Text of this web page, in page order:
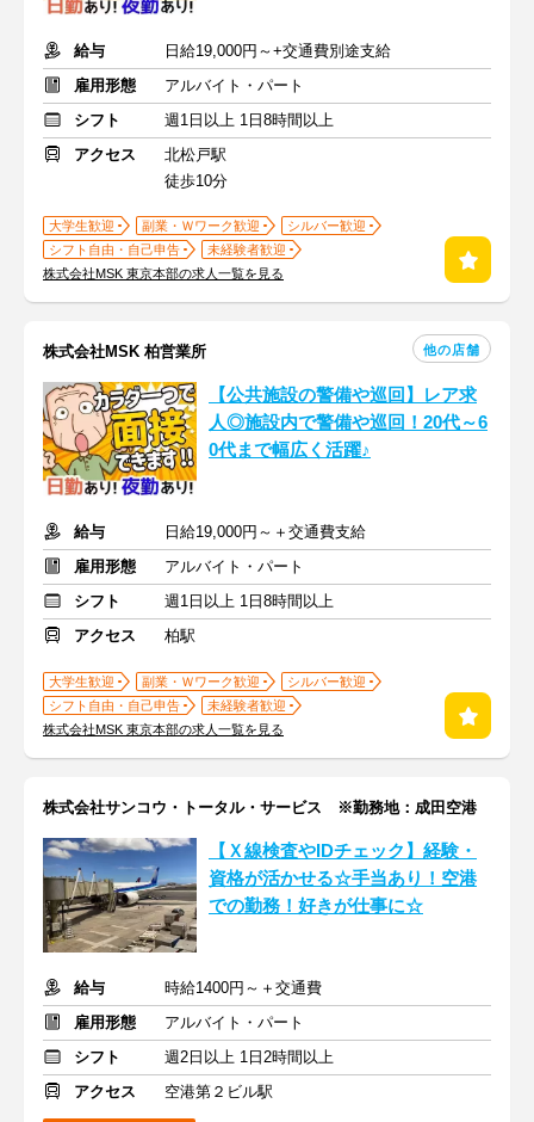
給与
日給19,000円～+交通費別途支給
雇用形態
アルバイト・パート
シフト
週1日以上 1日8時間以上
アクセス
北松戸駅
徒歩10分
大学生歓迎 副業・Ｗワーク歓迎
シルバー歓迎
シフト自由・自己申告
未経験者歓迎
株式会社MSK 東京本部の求人一覧を見る
株式会社MSK 柏営業所 他の店舗
【公共施設の警備や巡回】レア求
人◎施設内で警備や巡回！20代～6
0代まで幅広く活躍♪
給与
日給19,000円～＋交通費支給
雇用形態
アルバイト・パート
シフト
週1日以上 1日8時間以上
アクセス
柏駅
大学生歓迎 副業・Ｗワーク歓迎
シルバー歓迎
シフト自由・自己申告
未経験者歓迎
株式会社MSK 東京本部の求人一覧を見る
株式会社サンコウ・トータル・サービス ※勤務地：成田空港
【Ｘ線検査やIDチェック】経験・
資格が活かせる☆手当あり！空港
での勤務！好きが仕事に☆
給与
時給1400円～＋交通費
雇用形態
アルバイト・パート
シフト
週2日以上 1日2時間以上
アクセス
空港第２ビル駅